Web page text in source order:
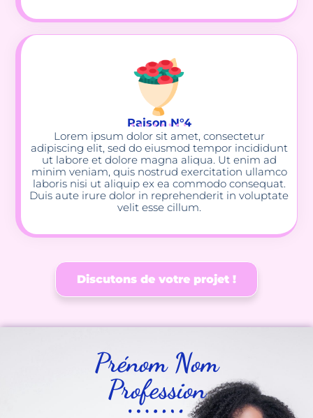
Raison N°4
Lorem ipsum dolor sit amet, consectetur
adipiscing elit, sed do eiusmod tempor incididunt
ut labore et dolore magna aliqua. Ut enim ad
minim veniam, quis nostrud exercitation ullamco
laboris nisi ut aliquip ex ea commodo consequat.
Duis aute irure dolor in reprehenderit in voluptate
velit esse cillum.
Discutons de votre projet !
Prénom Nom
Profession